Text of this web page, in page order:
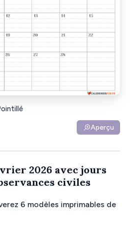
Aperçu
2026 avec jours
civiles
6 modèles imprimables de